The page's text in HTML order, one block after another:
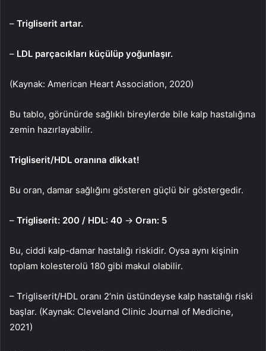
– Trigliserit artar.
– LDL parçacıkları küçülüp yoğunlaşır.
(Kaynak: American Heart Association, 2020)
Bu tablo, görünürde sağlıklı bireylerde bile kalp hastalığına
zemin hazırlayabilir.
Trigliserit/HDL oranına dikkat!
Bu oran, damar sağlığını gösteren güçlü bir göstergedir.
– Trigliserit: 200 / HDL: 40 → Oran: 5
Bu, ciddi kalp-damar hastalığı riskidir. Oysa aynı kişinin
toplam kolesterolü 180 gibi makul olabilir.
– Trigliserit/HDL oranı 2’nin üstündeyse kalp hastalığı riski
başlar. (Kaynak: Cleveland Clinic Journal of Medicine,
2021)